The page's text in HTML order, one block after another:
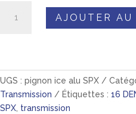
BMX
ICE
SPX
AJOUTER AU
UGS : pignon ice alu SPX
Transmission
Étiquettes : 16
SPX, transmission